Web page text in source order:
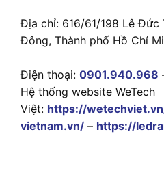
Địa chỉ: 616/61/198 Lê Đức
Đông, Thành phố Hồ Chí
Điện thoại: 0901.940.968
Hệ thống website WeTech
Việt: https://
vietnam.vn/ – https://